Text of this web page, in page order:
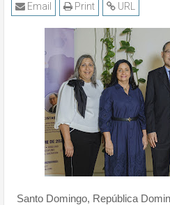
URL
Print
Email
Santo Domingo, República